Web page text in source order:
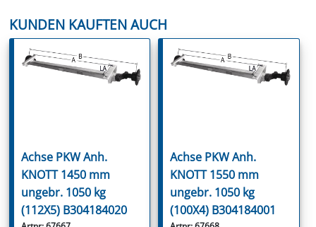
KUNDEN KAUFTEN AUCH
Achse PKW Anh.
KNOTT 1450 mm
ungebr. 1050 kg
(112X5) B304184020
Achse PKW Anh.
KNOTT 1550 mm
ungebr. 1050 kg
(100X4) B304184001